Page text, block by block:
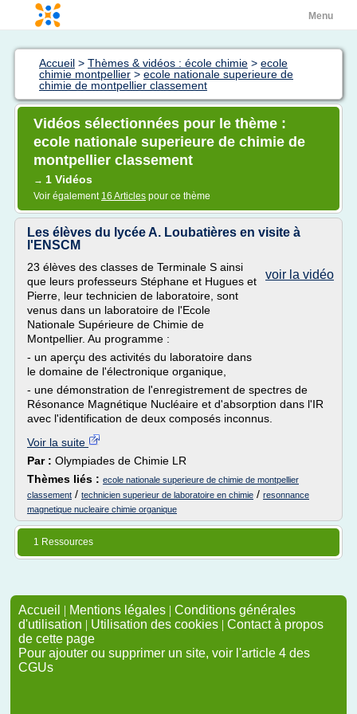
Menu
Accueil > Thèmes & vidéos : école chimie > ecole
chimie montpellier > ecole nationale superieure de
chimie de montpellier classement
Vidéos sélectionnées pour le thème :
ecole nationale superieure de chimie de
montpellier classement
→ 1 Vidéos
Voir également 16 Articles pour ce thème
Les élèves du lycée A. Loubatières en visite à
l'ENSCM
voir la vidéo
23 élèves des classes de Terminale S ainsi
que leurs professeurs Stéphane et Hugues et
Pierre, leur technicien de laboratoire, sont
venus dans un laboratoire de l'Ecole
Nationale Supérieure de Chimie de
Montpellier. Au programme :
- un aperçu des activités du laboratoire dans
le domaine de l'électronique organique,
- une démonstration de l'enregistrement de spectres de
Résonance Magnétique Nucléaire et d'absorption dans l'IR
avec l'identification de deux composés inconnus.
Voir la suite
Par : Olympiades de Chimie LR
Thèmes liés : ecole nationale superieure de chimie de montpellier
classement / technicien superieur de laboratoire en chimie / resonnance
magnetique nucleaire chimie organique
1 Ressources
Accueil | Mentions légales | Conditions générales
d'utilisation | Utilisation des cookies | Contact à propos
de cette page
Pour ajouter ou supprimer un site, voir l'article 4 des
CGUs